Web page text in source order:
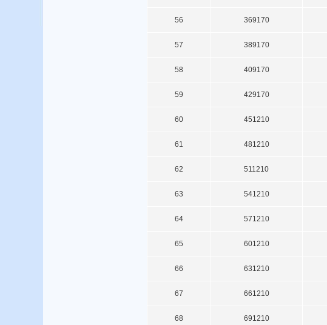
56 369170
57 389170
58 409170
59 429170
60 451210
61 481210
62 511210
63 541210
64 571210
65 601210
66 631210
67 661210
68 691210